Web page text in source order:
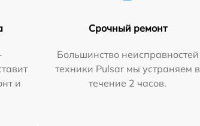
и
Срочный ремонт
Большинство неисправностей
техники Pulsar мы устраняем в
течение 2 часов.